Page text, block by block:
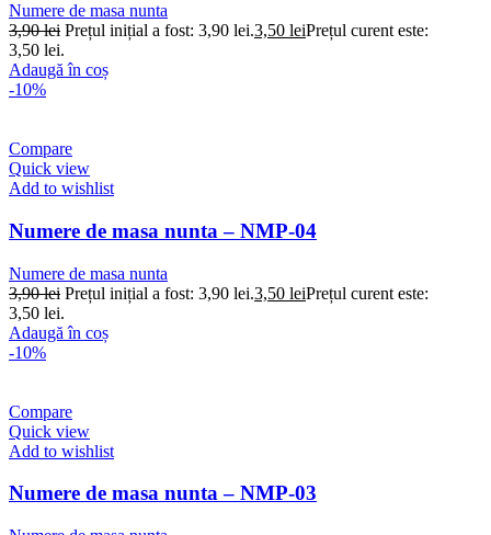
Numere de masa nunta
3,90lei Prețul inițial a fost: 3,90 lei.3,50 leiPrețul curent este:
3,50 lei.
Adaugă în coș
-10%
Compare
Quick view
Add to wishlist
Numere de masa nunta – NMP-04
Numere de masa nunta
3,90lei Prețul inițial a fost: 3,90 lei.3,50 leiPrețul curent este:
3,50 lei.
Adaugă în coș
-10%
Compare
Quick view
Add to wishlist
Numere de masa nunta – NMP-03